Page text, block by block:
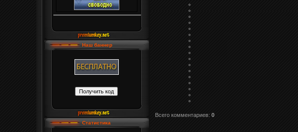
Наш баннер
Статистика
Всего комментариев: 0